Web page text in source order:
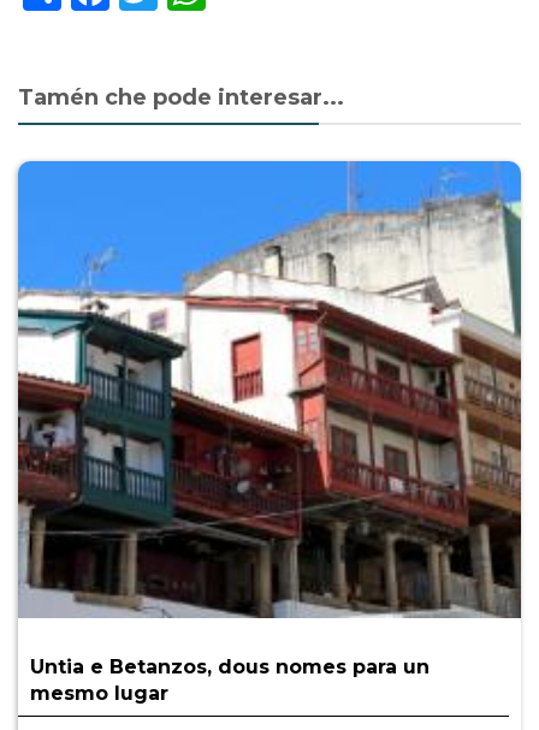
Tamén che pode interesar...
Untia e Betanzos, dous nomes para un
mesmo lugar